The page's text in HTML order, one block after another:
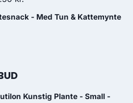
aktuelle
- Med Tun & Kattemynte
Kunstig Plante - Small -